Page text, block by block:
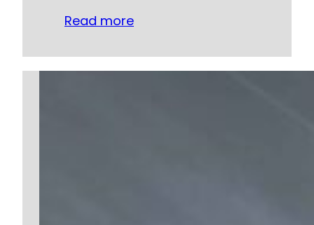
Read more